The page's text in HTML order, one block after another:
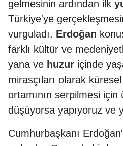
gelmesinin ardından ilk
Türkiye'ye
vurguladı. Erdoğan
farklı kültür ve
yana ve huzur içinde
mirasçıları olarak küresel
ortamının serpilmesi
düşüyorsa yapıyoruz ve
Cumhurbaşkanı